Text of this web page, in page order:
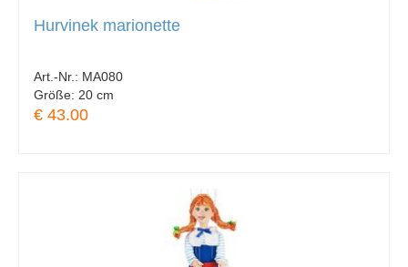
Hurvinek marionette
Art.-Nr.: MA080
Größe: 20 cm
€ 43.00